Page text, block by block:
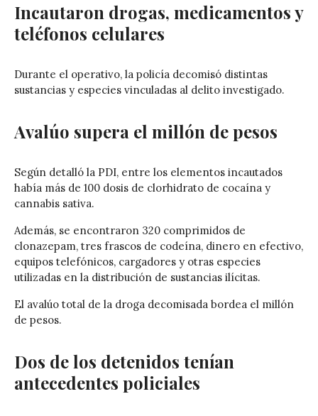
Incautaron drogas, medicamentos y
teléfonos celulares
Durante el operativo, la policía decomisó distintas
sustancias y especies vinculadas al delito investigado.
Avalúo supera el millón de pesos
Según detalló la PDI, entre los elementos incautados
había más de 100 dosis de clorhidrato de cocaína y
cannabis sativa.
Además, se encontraron 320 comprimidos de
clonazepam, tres frascos de codeína, dinero en efectivo,
equipos telefónicos, cargadores y otras especies
utilizadas en la distribución de sustancias ilícitas.
El avalúo total de la droga decomisada bordea el millón
de pesos.
Dos de los detenidos tenían
antecedentes policiales